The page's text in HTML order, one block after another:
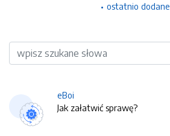
ostatnio dodane
Wyszukiwarka
eBoi
Jak załatwić sprawę?